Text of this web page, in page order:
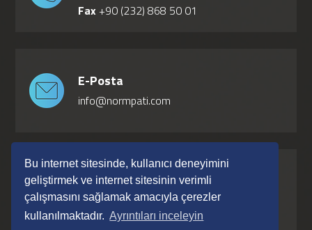
Bu internet sitesinde, kullanıcı deneyimini
geliştirmek ve internet sitesinin verimli
çalışmasını sağlamak amacıyla çerezler
kullanılmaktadır. Ayrıntıları inceleyin
Fax +90 (232) 868 50 01
E-Posta
info@normpati.com
Adres
Fabrika: Subaşı Mah. 229 Sk. No: 12 Torbalı
İzmir / Türkiye Ofis: Subaşı Mah. 202 Sk.
No:9 Torbalı